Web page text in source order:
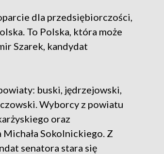
dla przedsiębiorczości,
To Polska, która może
Szarek, kandydat
buski, jędrzejowski,
Wyborcy z powiatu
oraz
Sokolnickiego. Z
senatora stara się